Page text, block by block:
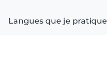
Langues que je pratique